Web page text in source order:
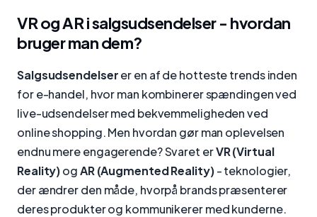
VR og AR i salgsudsendelser - hvordan
bruger man dem?
Salgsudsendelserer en af de hotteste trends inden
for e-handel, hvor man kombinerer spændingen ved
live-udsendelser med bekvemmeligheden ved
online shopping. Men hvordan gør man oplevelsen
endnu mere engagerende? Svaret erVR (Virtual
Reality)ogAR (Augmented Reality)- teknologier,
der ændrer den måde, hvorpå brands præsenterer
deres produkter og kommunikerer med kunderne.